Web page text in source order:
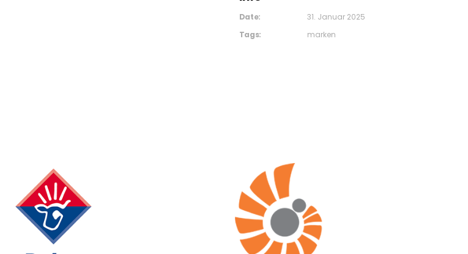
Date:
31. Januar 2025
Tags:
marken